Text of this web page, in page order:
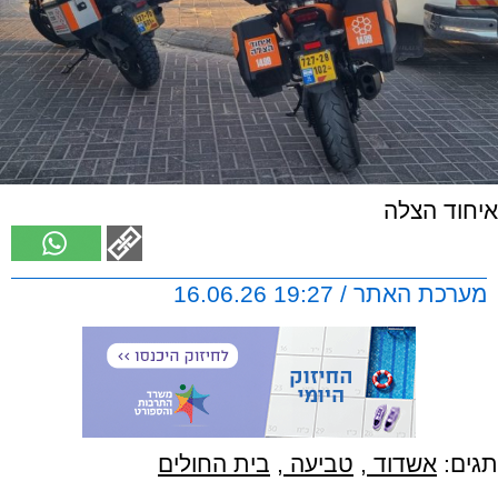
איחוד הצלה
מערכת האתר / 19:27 16.06.26
תגים: אשדוד , טביעה , בית החולים